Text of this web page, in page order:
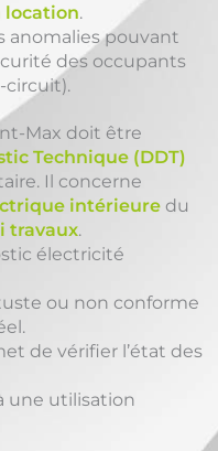
location.
anomalies pouvant
des occupants
circuit).
Max doit être
Technique (DDT)
Il concerne
intérieure du
travaux.
électricité
ou non conforme
de vérifier l’état des
une utilisation